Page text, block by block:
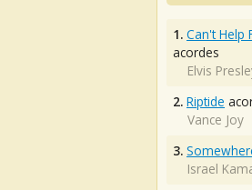
1. Can't Help
acordes
Elvis
2. Riptide
Vance Joy
3.
Israel